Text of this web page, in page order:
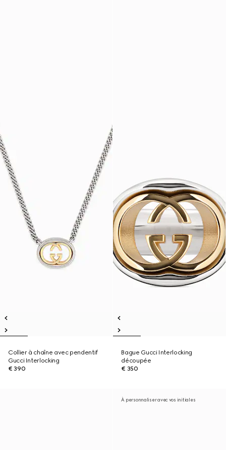
Collier à chaîne avec pendentif
Gucci Interlocking
€ 390
Bague Gucci Interlocking
découpée
€ 350
À personnaliser avec vos initiales